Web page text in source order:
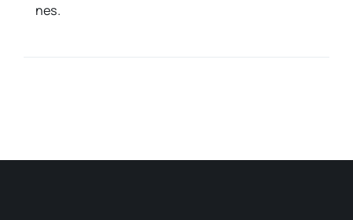
nes.